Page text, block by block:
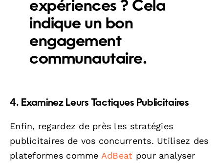
expériences ? Cela
indique un bon
engagement
communautaire.
4. Examinez Leurs Tactiques Publicitaires
Enfin, regardez de près les stratégies
publicitaires de vos concurrents. Utilisez des
plateformes comme AdBeat pour analyser